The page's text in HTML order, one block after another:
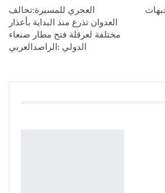
العجري للمسيرة:تحالف
العدوان تذرع منذ البداية بأعذار
مختلفة لعرقلة فتح مطار صنعاء
الدولي :الراصدالعربي